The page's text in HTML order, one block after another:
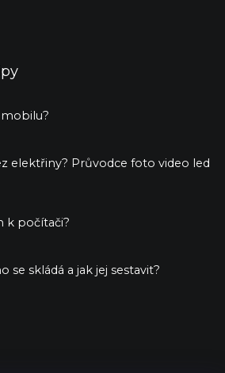
mobilu?
elektřiny? Průvodce foto video led
k počítači?
se skládá a jak jej sestavit?